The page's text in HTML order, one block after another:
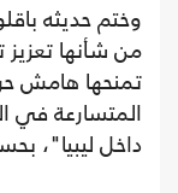
وختم حديثه
من شأنها
تمنحها هامش
المتسارعة في
داخل ليبيا"،